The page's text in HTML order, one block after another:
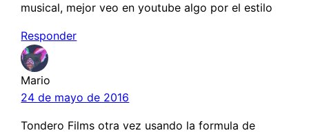
musical, mejor veo en youtube algo por el estilo
Responder
Mario
24 de mayo de 2016
Tondero Films otra vez usando la formula de